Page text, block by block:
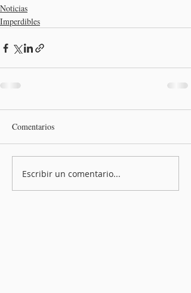
Noticias
Imperdibles
Comentarios
Escribir un comentario...